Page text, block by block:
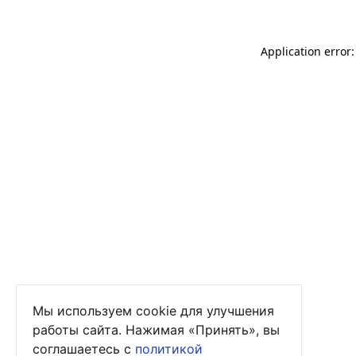
Application
Мы используем cookie для улучшения
работы сайта. Нажимая «Принять», вы
соглашаетесь с политикой